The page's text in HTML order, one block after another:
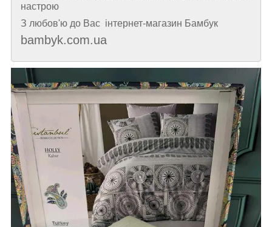
настрою
З любов'ю до Вас інтернет-магазин Бамбук
bambyk.com.ua